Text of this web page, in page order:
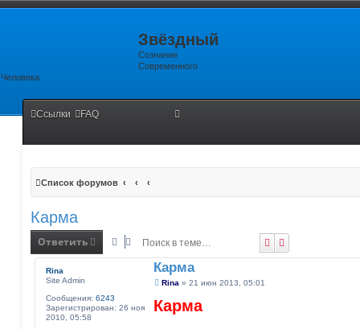
Звёздный
Сознание
Современного
Человека
Ссылки FAQ
Список форумов
Карма
Ответить ПоискРасширенный
Rina
Site Admin
Сообщения: 6243
Зарегистрирован: 26 ноя
2010, 05:58
Карма
С
о
б
Rina »21 июн 2013, 05:01
Карма